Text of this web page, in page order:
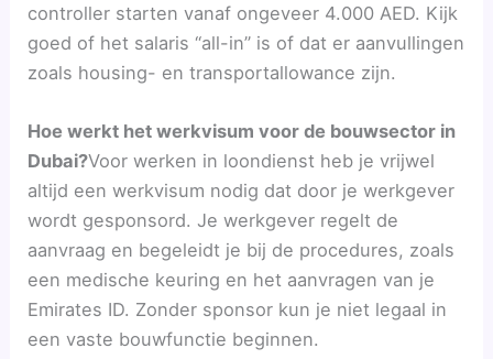
controller starten vanaf ongeveer 4.000 AED. Kijk
goed of het salaris “all-in” is of dat er aanvullingen
zoals housing- en transportallowance zijn.
Hoe werkt het werkvisum voor de bouwsector in
Dubai?Voor werken in loondienst heb je vrijwel
altijd een werkvisum nodig dat door je werkgever
wordt gesponsord. Je werkgever regelt de
aanvraag en begeleidt je bij de procedures, zoals
een medische keuring en het aanvragen van je
Emirates ID. Zonder sponsor kun je niet legaal in
een vaste bouwfunctie beginnen.